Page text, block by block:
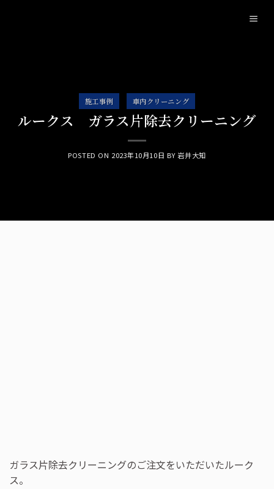
施工事例 車内クリーニング
ルークス ガラス片除去クリーニング
POSTED ON 2023年10月10日 BY 岩井大知
ガラス片除去クリーニングのご注文をいただいたルーク
ス。